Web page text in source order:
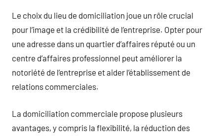
Le choix du lieu de domiciliation joue un rôle crucial
pour l’image et la crédibilité de l’entreprise. Opter pour
une adresse dans un quartier d’affaires réputé ou un
centre d’affaires professionnel peut améliorer la
notoriété de l’entreprise et aider l’établissement de
relations commerciales.
La domiciliation commerciale propose plusieurs
avantages, y compris la flexibilité, la réduction des